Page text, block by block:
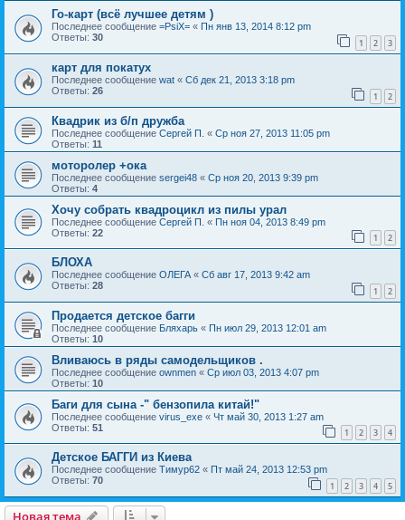
Го-карт (всё лучшее детям )
Последнее сообщение =PsiX= « Пн янв 13, 2014 8:12 pm
Ответы: 30 1 2 3
карт для покатух
Последнее сообщение wat « Сб дек 21, 2013 3:18 pm
Ответы: 26 1 2
Квадрик из б/п дружба
Последнее сообщение Сергей П. « Ср ноя 27, 2013 11:05 pm
Ответы: 11
моторолер +ока
Последнее сообщение sergei48 « Ср ноя 20, 2013 9:39 pm
Ответы: 4
Хочу собрать квадроцикл из пилы урал
Последнее сообщение Сергей П. « Пн ноя 04, 2013 8:49 pm
Ответы: 22 1 2
БЛОХА
Последнее сообщение ОЛЕГА « Сб авг 17, 2013 9:42 am
Ответы: 28 1 2
Продается детское багги
Последнее сообщение Бляхарь « Пн июл 29, 2013 12:01 am
Ответы: 10
Вливаюсь в ряды самодельщиков .
Последнее сообщение ownmen « Ср июл 03, 2013 4:07 pm
Ответы: 10
Баги для сына -" бензопила китай!"
Последнее сообщение virus_exe « Чт май 30, 2013 1:27 am
Ответы: 51 1 2 3 4
Детское БАГГИ из Киева
Последнее сообщение Тимур62 « Пт май 24, 2013 12:53 pm
Ответы: 70 1 2 3 4 5
Новая тема